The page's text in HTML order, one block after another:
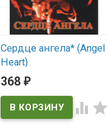
Сердце ангела* (Angel
Heart)
В наличии
Angel Heart
368 ₽
 